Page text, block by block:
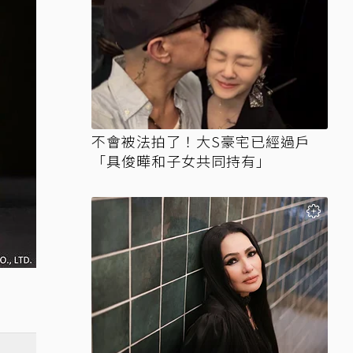
不會被法拍了！大S豪宅已經過戶
「具俊曄和子女共同持有」